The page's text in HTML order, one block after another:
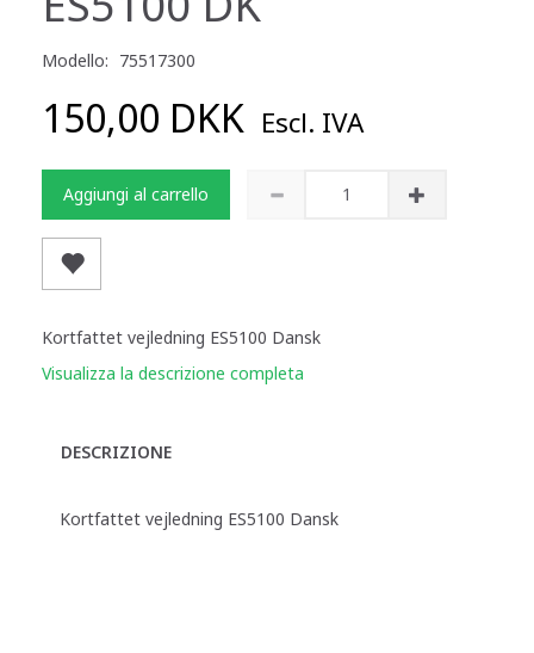
Modello: 75517300
150,00 DKK Escl. IVA
Aggiungi al carrello
Kortfattet vejledning ES5100 Dansk
Visualizza la descrizione completa
DESCRIZIONE
Kortfattet vejledning ES5100 Dansk